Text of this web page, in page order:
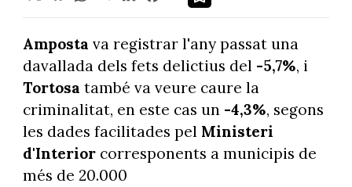
Amposta va registrar l'any passat una
davallada dels fets delictius del -5,7%, i
Tortosa també va veure caure la
criminalitat, en este cas un -4,3%, segons
les dades facilitades pel Ministeri
d'Interior corresponents a municipis de
més de 20.000